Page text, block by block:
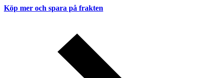
Köp mer och spara på frakten